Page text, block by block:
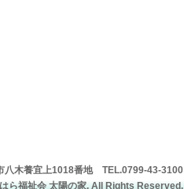
八木養宜上1018番地 TEL.0799-43-3100
ら福祉会 太陽の家. All Rights Reserved.